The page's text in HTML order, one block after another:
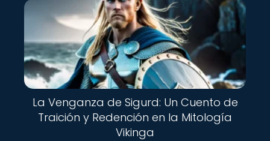
La Venganza de Sigurd: Un Cuento de
Traición y Redención en la Mitología
Vikinga